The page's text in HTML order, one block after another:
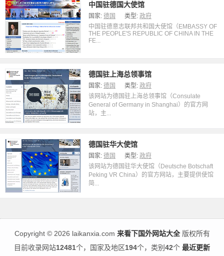
中国驻德国大使馆
国家: 德国 类型: 政府
中国驻德意志联邦共和国大使馆（EMBASSY OF
THE PEOPLE'S REPUBLIC OF CHINA IN THE
FE...
德国驻上海总领事馆
国家: 德国 类型: 政府
该网站为德国驻上海总领事馆（Consulate
General of Germany in Shanghai）的官方网
站，主...
德国驻华大使馆
国家: 德国 类型: 政府
该网站为德国驻华大使馆（Deutsche Botschaft
Peking VR China）的官方网站，主要提供使馆
简...
Copyright ©2026 laikanxia.com 来看下国外网站大全版权所有
目前收录网站12481个，国家及地区194个，类别42个 最近更新